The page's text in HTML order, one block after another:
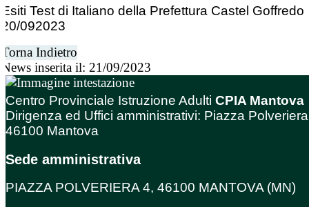
Esiti Test di Italiano della Prefettura Castel Goffredo
20/092023
Torna Indietro
News inserita il: 21/09/2023
Centro Provinciale Istruzione Adulti CPIA Mantova
Dirigenza ed Uffici amministrativi: Piazza
46100 Mantova
Sede amministrativa
PIAZZA POLVERIERA 4, 46100 MANTOVA (MN)